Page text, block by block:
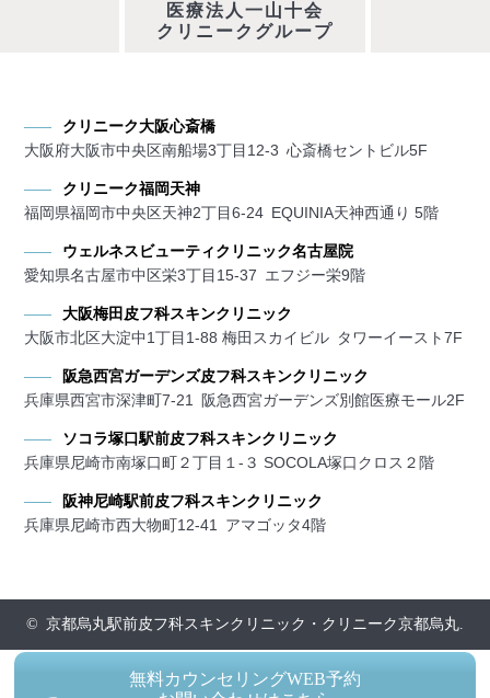
無料カウンセリングWEB予約
医療法人一山十会
クリニークグループ
クリニーク大阪心斎橋
大阪府大阪市中央区南船場3丁目12-3 心斎橋セントビル5F
クリニーク福岡天神
福岡県福岡市中央区天神2丁目6-24 EQUINIA天神西通り 5階
ウェルネスビューティクリニック名古屋院
愛知県名古屋市中区栄3丁目15-37 エフジー栄9階
大阪梅田皮フ科スキンクリニック
大阪市北区大淀中1丁目1-88 梅田スカイビル タワーイースト7F
阪急西宮ガーデンズ皮フ科スキンクリニック
兵庫県西宮市深津町7-21 阪急西宮ガーデンズ別館医療モール2F
ソコラ塚口駅前皮フ科スキンクリニック
兵庫県尼崎市南塚口町２丁目１-３ SOCOLA塚口クロス２階
阪神尼崎駅前皮フ科スキンクリニック
兵庫県尼崎市西大物町12-41 アマゴッタ4階
© 京都烏丸駅前皮フ科スキンクリニック・クリニーク京都烏丸.